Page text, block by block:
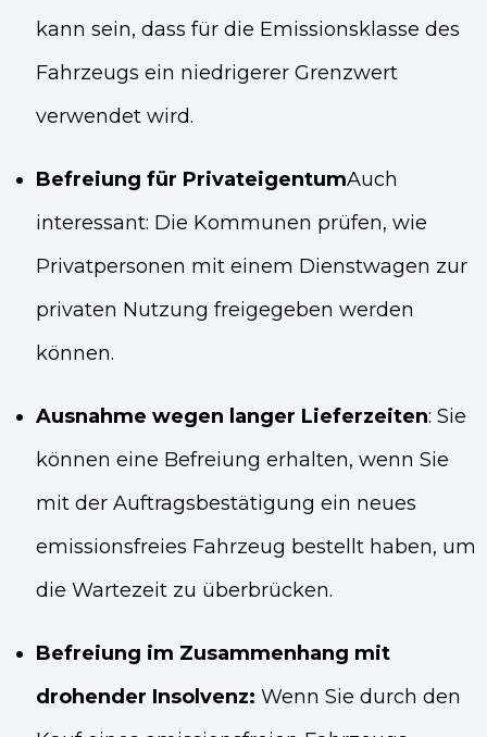
kann sein, dass für die Emissionsklasse des
Fahrzeugs ein niedrigerer Grenzwert
verwendet wird.
Befreiung für PrivateigentumAuch
interessant: Die Kommunen prüfen, wie
Privatpersonen mit einem Dienstwagen zur
privaten Nutzung freigegeben werden
können.
Ausnahme wegen langer Lieferzeiten: Sie
können eine Befreiung erhalten, wenn Sie
mit der Auftragsbestätigung ein neues
emissionsfreies Fahrzeug bestellt haben, um
die Wartezeit zu überbrücken.
Befreiung im Zusammenhang mit
drohender Insolvenz: Wenn Sie durch den